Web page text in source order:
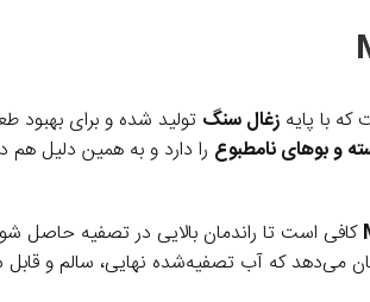
با پایه زغال سنگ تولید شده و برای بهبود
و بوهای نامطبوع را دارد و به همین دلیل
کافی است تا راندمان بالایی در تصفیه حاصل
می‌دهد که آب تصفیه‌شده نهایی، سالم و